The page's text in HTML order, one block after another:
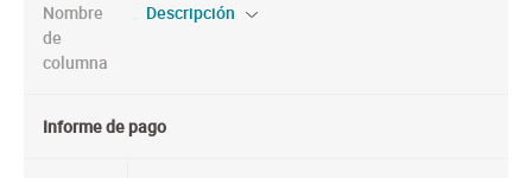
Nombre
de
columna
Descripción
Informe de pago